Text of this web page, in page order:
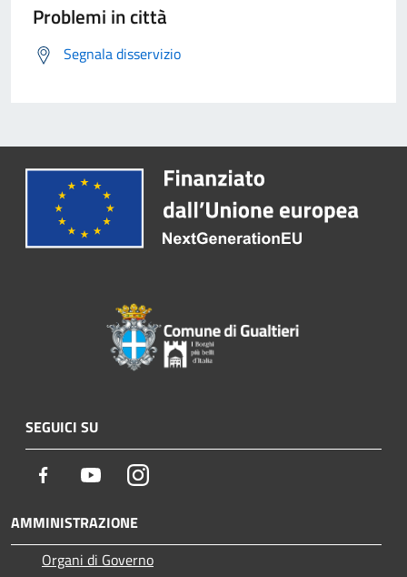
Problemi in città
Segnala disservizio
SEGUICI SU
Facebook YoutubeInstagram
AMMINISTRAZIONE
Organi di Governo